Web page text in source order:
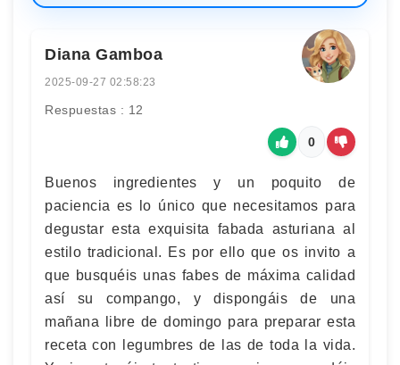
Diana Gamboa
2025-09-27 02:58:23
Respuestas : 12
0
Buenos ingredientes y un poquito de
paciencia es lo único que necesitamos para
degustar esta exquisita fabada asturiana al
estilo tradicional. Es por ello que os invito a
que busquéis unas fabes de máxima calidad
así su compango, y dispongáis de una
mañana libre de domingo para preparar esta
receta con legumbres de las de toda la vida.